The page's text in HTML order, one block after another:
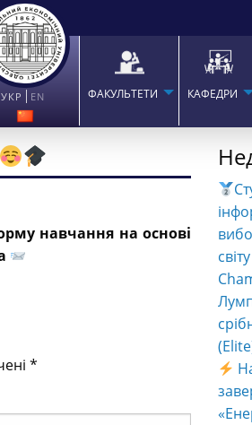
УКР EN ФАКУЛЬТЕТИ КАФЕДРИ
навчання на основі
*